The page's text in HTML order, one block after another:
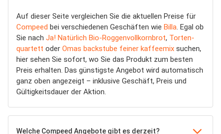
Auf dieser Seite vergleichen Sie die aktuellen Preise für
Compeed bei verschiedenen Geschäften wie Billa. Egal ob
Sie nach Ja! Natürlich Bio-Roggenvollkornbrot, Torten-
quartett oder Omas backstube feiner kaffeemix suchen,
hier sehen Sie sofort, wo Sie das Produkt zum besten
Preis erhalten. Das günstigste Angebot wird automatisch
ganz oben angezeigt – inklusive Geschäft, Preis und
Gültigkeitsdauer der Aktion.
Welche Compeed Angebote gibt es derzeit?